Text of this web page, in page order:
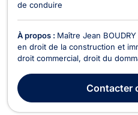
de conduire
À propos : Maître Jean
en droit de la construction et
droit commercial, droit du
droit de la construction pour
sinistres sur chantier. De p...
Contacter